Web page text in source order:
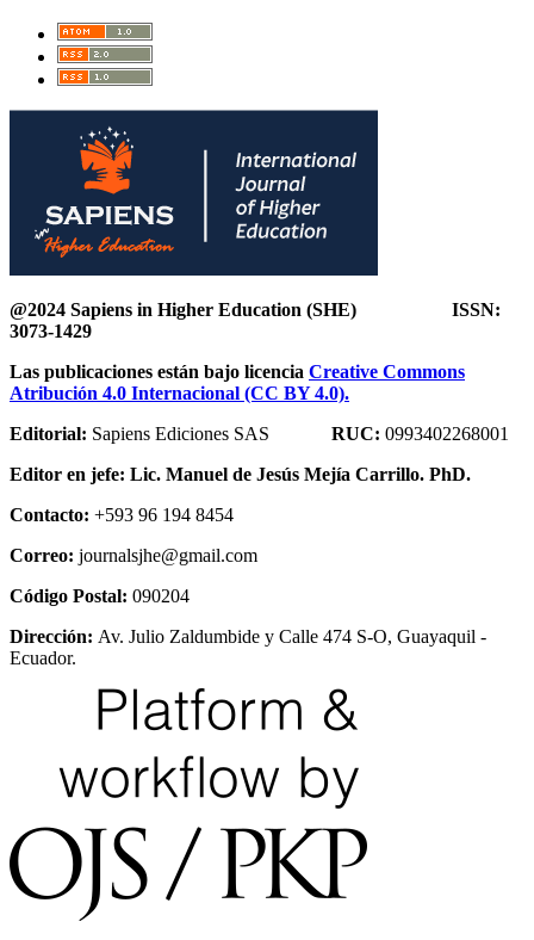
@2024 Sapiens in Higher Education (SHE) ISSN:
3073-1429
Las publicaciones están bajo licencia Creative Commons
Atribución 4.0 Internacional (CC BY 4.0).
Editorial: Sapiens Ediciones SAS RUC: 0993402268001
Editor en jefe: Lic. Manuel de Jesús Mejía Carrillo. PhD.
Contacto: +593 96 194 8454
Correo: journalsjhe@gmail.com
Código Postal: 090204
Dirección: Av. Julio Zaldumbide y Calle 474 S-O, Guayaquil -
Ecuador.